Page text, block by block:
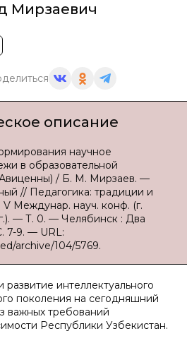
Мирзаевич
описание
научное
в образовательной
/ Б. М. Мирзаев. —
// Педагогика: традиции и
Междунар. науч. конф. (г.
— Т. 0. — Челябинск : Два
7-9. — URL:
archive/104/5769.
интеллектуального
поколения на сегодняшний
важных требований
Республики Узбекистан.